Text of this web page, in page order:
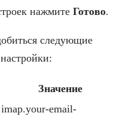
нажмите Готово.
следующие
Значение
imap.your-email-